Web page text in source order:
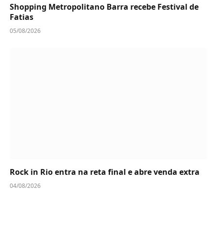
Shopping Metropolitano Barra recebe Festival de
Fatias
05/08/2026
Rock in Rio entra na reta final e abre venda extra
04/08/2026